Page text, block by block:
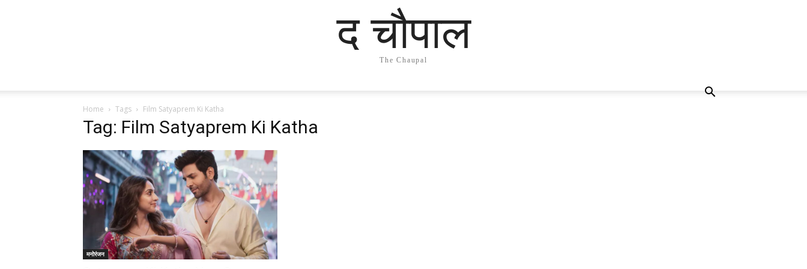
द चौपाल
The Chaupal
Home Tags Film Satyaprem Ki Katha
Tag: Film Satyaprem Ki Katha
मनोरंजन